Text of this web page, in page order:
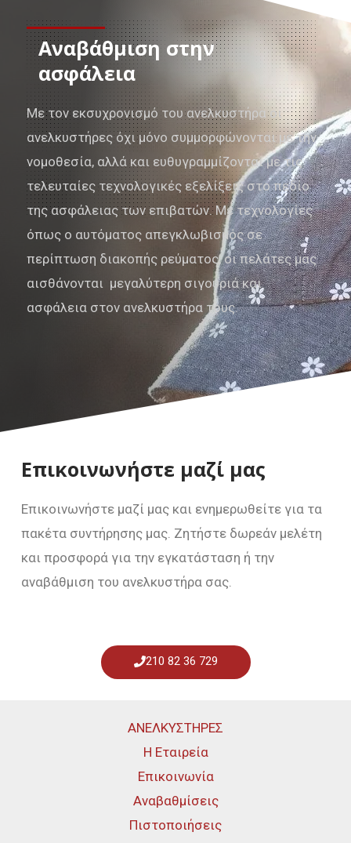
Αναβάθμιση στην
ασφάλεια
Με τον εκσυχρονισμό του ανελκυστήρα οι
ανελκυστήρες όχι μόνο συμμορφώνονται με την
νομοθεσία, αλλά και ευθυγραμμίζονται με τις
τελευταίες τεχνολογικές εξελίξεις στο πεδίο
της ασφάλειας των επιβατών. Με τεχνολογίες
όπως ο αυτόματος απεγκλωβισμός σε
περίπτωση διακοπής ρεύματος, οι πελάτες μας
αισθάνονται μεγαλύτερη σιγουριά και
ασφάλεια στον ανελκυστήρα τους.
Επικοινωνήστε μαζί μας
Επικοινωνήστε μαζί μας και ενημερωθείτε για τα
πακέτα συντήρησης μας. Ζητήστε δωρεάν μελέτη
και προσφορά για την εγκατάσταση ή την
αναβάθμιση του ανελκυστήρα σας.
210 82 36 729
ΑΝΕΛΚΥΣΤΗΡΕΣ
Η Εταιρεία
Επικοινωνία
Αναβαθμίσεις
Πιστοποιήσεις